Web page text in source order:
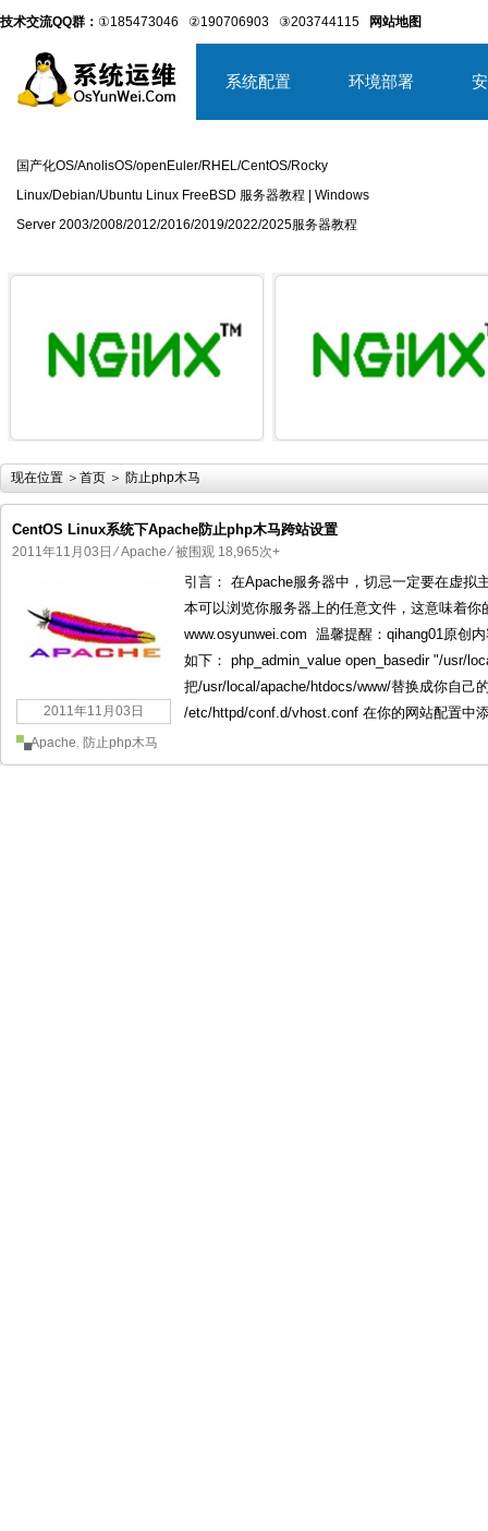
技术交流QQ群： ①185473046 ②190706903 ③203744115 网站地图
系统配置 环境部署
国产化OS/AnolisOS/openEuler/RHEL/CentOS/Rocky
Linux/Debian/Ubuntu Linux FreeBSD 服务器教程 | Windows
Server 2003/2008/2012/2016/2019/2022/2025服务器教程
现在位置 ＞ 首页 ＞ 防止php木马
CentOS Linux系统下Apache防止php木马跨站设置
2011年11月03日 ⁄Apache⁄ 被围观 18,965次+
2011年11月03日
引言： 在Apache服务器中，切忌一定要在虚拟
本可以浏览你服务器上的任意文件，这意味着
www.osyunwei.com 温馨提醒：qihang01原创
如下： php_admin_value open_basedir "/usr/
把/usr/local/apache/htdocs/www/替换成你自己
/etc/httpd/conf.d/vhost.conf 在你的网站配置中
Apache, 防止php木马